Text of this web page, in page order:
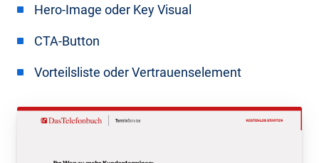
Hero-Image oder Key Visual
CTA-Button
Vorteilsliste oder Vertrauenselement